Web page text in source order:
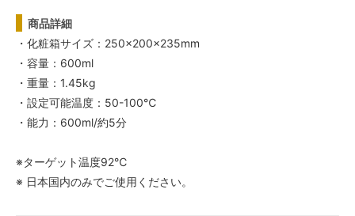
商品詳細
・化粧箱サイズ：250×200×235mm
・容量：600ml
・重量：1.45kg
・設定可能温度：50-100℃
・能力：600ml/約5分
※ターゲット温度92℃
※ 日本国内のみでご使用ください。